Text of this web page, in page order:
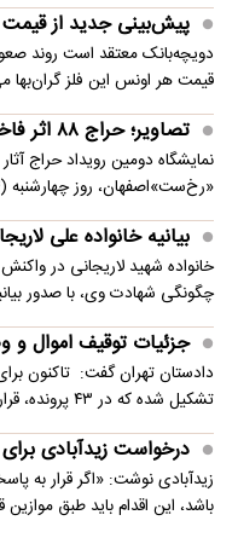
پیش‌بینی جدید از قیمت طلا؛ هر
دویچه‌بانک معتقد است روند
قیمت هر اونس این فلز گران‌بها
تصاویر؛ حراج ۸۸ اثر فاخر از عهد تیموریان تا دوره معاصر
نمایشگاه دومین رویداد حراج
«رخ‌ست»اصفهان، روز چهارشنبه (۱۴ مرداد ۱۴۰۵) در تالار هنر هتل…
بیانیه خانواده علی
خانواده شهید لاریجانی در
چگونگی شهادت وی، با صدور
جزئیات توقیف اموال
تشکیل شده که در ۴۳ پرونده، قرار جلب دادرسی صادر شده اس…
درخواست زیدآبادی
زیدآبادی نوشت: «اگر قرار به
باشد، این اقدام باید طبق